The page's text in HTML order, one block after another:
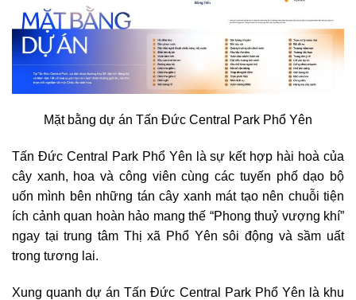
Mặt bằng dự án Tấn Đức Central Park Phổ Yên
Tấn Đức Central Park Phổ Yên là sự kết hợp hài hoà của
cây xanh, hoa và công viên cùng các tuyến phố dạo bộ
uốn mình bên những tán cây xanh mát tạo nên chuỗi tiện
ích cảnh quan hoàn hảo mang thế “Phong thuỷ vượng khí”
ngay tại trung tâm Thị xã Phổ Yên sôi động và sầm uất
trong tương lai.
Xung quanh dự án Tấn Đức Central Park Phổ Yên là khu